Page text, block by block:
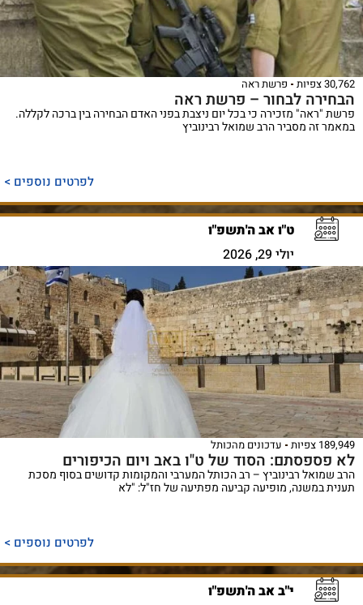
30,762 צפיות פרשת ראה
הבחירה לבחור – פרשת ראה
פרשת "ראה" מזכירה כי בכל יום ניצבת בפני האדם הבחירה בין ברכה לקללה.
במאמר זה מסביר הרב שמואל רבינוביץ
לפרטים נוספים >
ט"ו אב ה'תשפ"ו
יולי 29, 2026
189,949 צפיות עדכונים מהכותל
לא פספסתם: הסוד של ט"ו באב ויום הכיפורים
הרב שמואל רבינוביץ – רב הכותל המערבי והמקומות קדושים בסוף מסכת
תענית במשנה, מופיעה קביעה מפתיעה של חז"ל: "לא
לפרטים נוספים >
י"ב אב ה'תשפ"ו